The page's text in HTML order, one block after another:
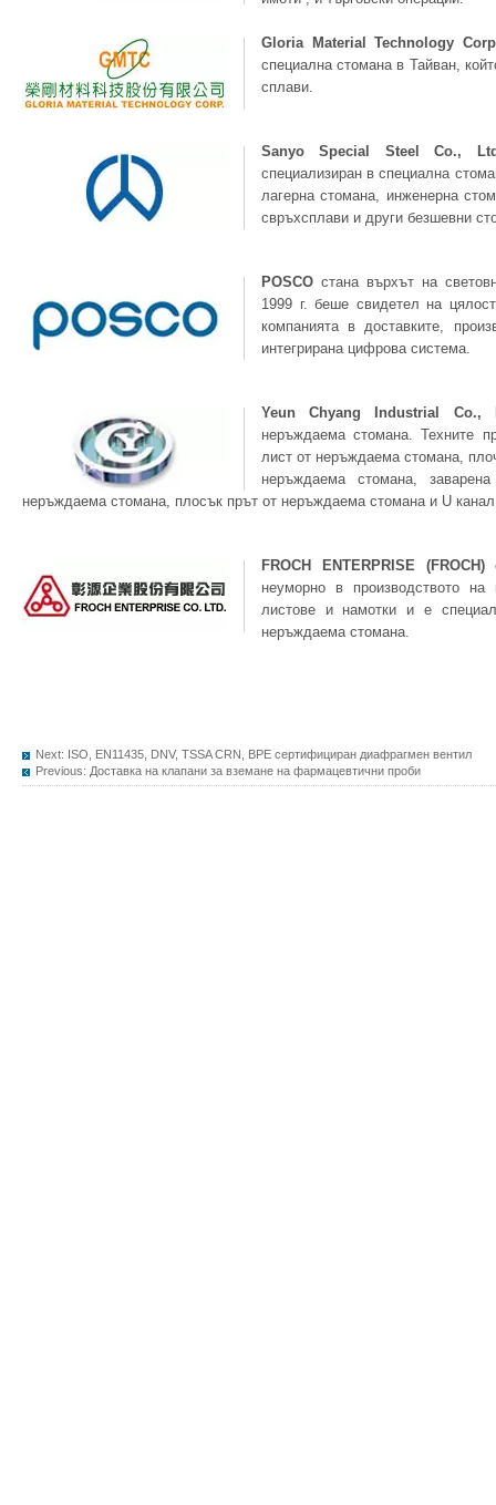
Gloria Material Technology
специална стомана в Тайван,
сплави.
Sanyo Special Steel Co.,
специализиран в специална
лагерна стомана, инженерна
свръхсплави и други безшевни
POSCO стана върхът на
1999 г. беше свидетел на
компанията в доставките,
интегрирана цифрова система.
Yeun Chyang Industrial Co.,
неръждаема стомана. Техните
лист от неръждаема стомана,
неръждаема стомана,
неръждаема стомана, плосък прът от неръждаема стомана и U
FROCH ENTERPRISE (FROCH)
неуморно в производството
листове и намотки и е
неръждаема стомана.
Next: ISO, EN11435, DNV, TSSA CRN, BPE сертифициран диафрагмен вентил
Previous: Доставка на клапани за вземане на фармацевтични проби